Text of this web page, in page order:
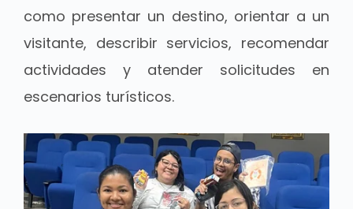
como presentar un destino, orientar a un
visitante, describir servicios, recomendar
actividades y atender solicitudes en
escenarios turísticos.